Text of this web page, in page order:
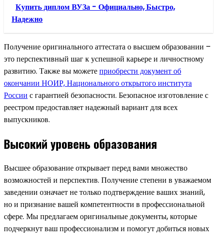
Купить диплом ВУЗа - Официально, Быстро,
Надежно
Получение оригинального аттестата о высшем образовании –
это перспективный шаг к успешной карьере и личностному
развитию. Также вы можетеприобрести документ об
окончании НОИР, Национального открытого института
России с гарантией безопасности. Безопасное изготовление с
реестром предоставляет надежный вариант для всех
выпускников.
Высокий уровень образования
Высшее образование открывает перед вами множество
возможностей и перспектив. Получение степени в уважаемом
заведении означает не только подтверждение ваших знаний,
но и признание вашей компетентности в профессиональной
сфере. Мы предлагаем оригинальные документы, которые
подчеркнут ваш профессионализм и помогут добиться новых